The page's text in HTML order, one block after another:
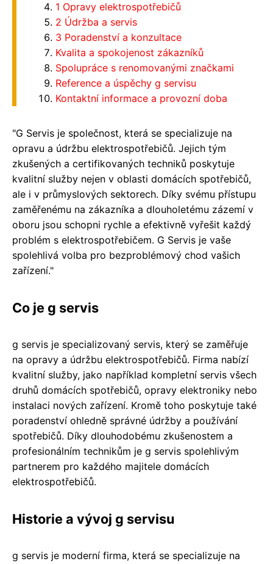
1 Opravy elektrospotřebičů
2 Údržba a servis
3 Poradenství a konzultace
Kvalita a spokojenost zákazníků
Spolupráce s renomovanými značkami
Reference a úspěchy g servisu
Kontaktní informace a provozní doba
"G Servis je společnost, která se specializuje na
opravu a údržbu elektrospotřebičů. Jejich tým
zkušených a certifikovaných techniků poskytuje
kvalitní služby nejen v oblasti domácích spotřebičů,
ale i v průmyslových sektorech. Díky svému přístupu
zaměřenému na zákazníka a dlouholetému zázemí v
oboru jsou schopni rychle a efektivně vyřešit každý
problém s elektrospotřebičem. G Servis je vaše
spolehlivá volba pro bezproblémový chod vašich
zařízení."
Co je g servis
g servis je specializovaný servis, který se zaměřuje
na opravy a údržbu elektrospotřebičů. Firma nabízí
kvalitní služby, jako například kompletní servis všech
druhů domácích spotřebičů, opravy elektroniky nebo
instalaci nových zařízení. Kromě toho poskytuje také
poradenství ohledně správné údržby a používání
spotřebičů. Díky dlouhodobému zkušenostem a
profesionálním technikům je g servis spolehlivým
partnerem pro každého majitele domácích
elektrospotřebičů.
Historie a vývoj g servisu
g servis je moderní firma, která se specializuje na